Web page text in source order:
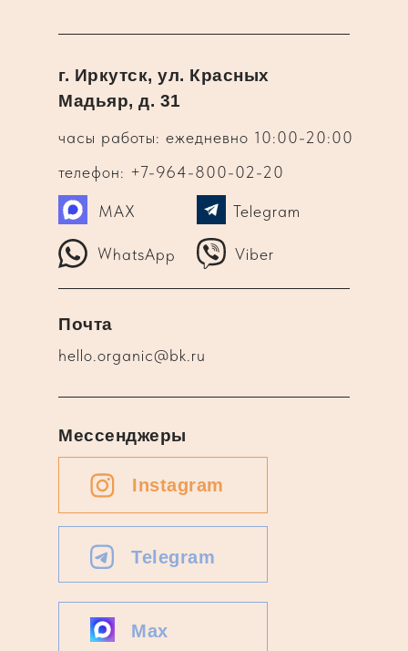
часы работы: ежедневно 10:00-20:00
г. Иркутск, ул. Красных
Мадьяр, д. 31
телефон: +7-964-800-02-20
WhatsApp Viber
Telegram
MAX
hello.organic@bk.ru
Почта
Instagram
Telegram
Max
Мессенджеры